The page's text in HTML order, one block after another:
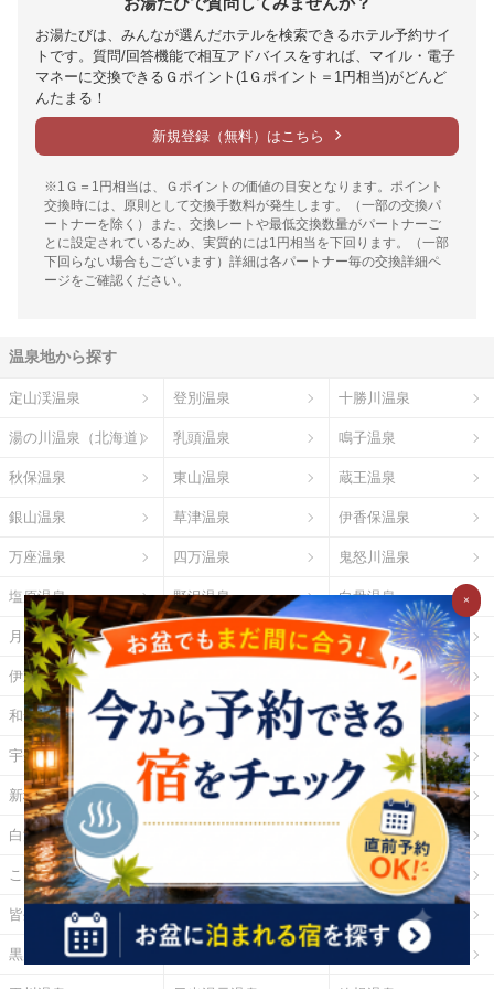
お湯たびは、みんなが選んだホテルを検索できるホテル予約サイ
トです。質問/回答機能で相互アドバイスをすれば、マイル・電子
マネーに交換できるＧポイント(1Ｇポイント＝1円相当)がどんど
んたまる！
新規登録（無料）はこちら
※1Ｇ＝1円相当は、Ｇポイントの価値の目安となります。ポイント
交換時には、原則として交換手数料が発生します。（一部の交換パ
ートナーを除く）また、交換レートや最低交換数量がパートナーご
とに設定されているため、実質的には1円相当を下回ります。（一部
下回らない場合もございます）詳細は各パートナー毎の交換詳細ペ
ージをご確認ください。
温泉地から探す
定山渓温泉 登別温泉 十勝川温泉
湯の川温泉（北海道） 乳頭温泉 鳴子温泉
秋保温泉 東山温泉 蔵王温泉
銀山温泉 草津温泉 伊香保温泉
万座温泉 四万温泉 鬼怒川温泉
塩原温泉 野沢温泉 白骨温泉
月岡温泉 石和温泉 湯河原温泉
伊東温泉 下田温泉（静岡県）
和倉温泉 山中温泉 あわら温泉
宇奈月温泉 下呂温泉 平湯温泉
新穂高温泉 城崎温泉 有馬温泉
白浜温泉 道後温泉
こんぴら温泉 玉造温泉
皆生温泉
黒川温泉 酸ヶ湯温泉
×